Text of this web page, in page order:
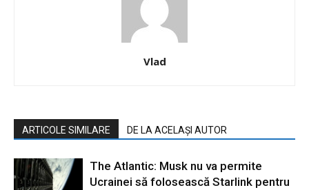
Vlad
ARTICOLE SIMILARE DE LA ACELAȘI AUTOR
The Atlantic: Musk nu va permite
Ucrainei să folosească Starlink pentru